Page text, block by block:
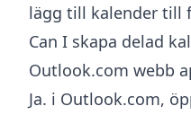
lägg till kalender till
Can I skapa delad
Outlook.com webb
Ja. i Outlook.com,